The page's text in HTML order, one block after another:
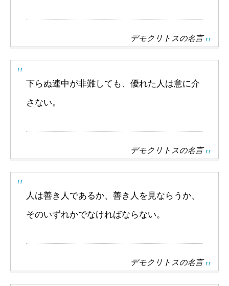
デモクリトスの名言
下らぬ連中が非難しても、優れた人は意に介
さない。
デモクリトスの名言
人は善き人であるか、善き人を見ならうか、
そのいずれかでなければならない。
デモクリトスの名言